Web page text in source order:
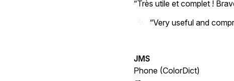
Très utile et complet !
“Very useful and
JMS
Phone (ColorDict)